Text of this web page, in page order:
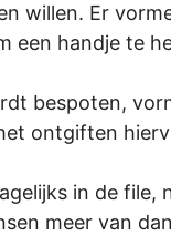
willen. Er
een handje te
bespoten,
ontgiften
in de file,
meer van